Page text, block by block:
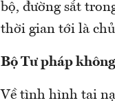
bộ, đường sắt
thời gian tới là
Bộ Tư pháp
Về tình hình tai